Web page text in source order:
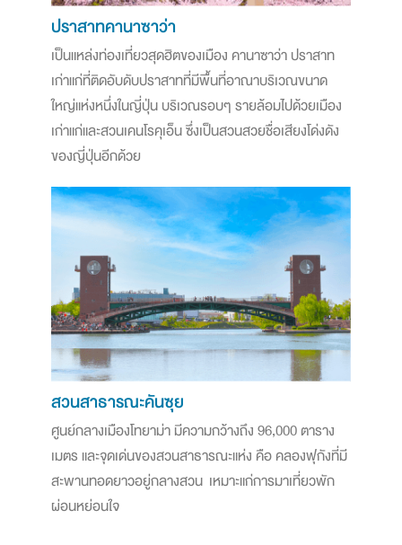
ปราสาทคานาซาว่า
เป็นแหล่งท่องเที่ยวสุดฮิตของเมือง คานาซาว่า ปราสาท
เก่าแก่ที่ติดอับดับปราสาทที่มีพื้นที่อาณาบริเวณขนาด
ใหญ่แห่งหนึ่งในญี่ปุ่น บริเวณรอบๆ รายล้อมไปด้วยเมือง
เก่าแก่และสวนเคนโรคุเอ็น ซึ่งเป็นสวนสวยชื่อเสียงโด่งดัง
ของญี่ปุ่นอีกด้วย
สวนสาธารณะคันซุย
ศูนย์กลางเมืองโทยาม่า มีความกว้างถึง 96,000 ตาราง
เมตร และจุดเด่นของสวนสาธารณะแห่ง คือ คลองฟุกังที่มี
สะพานทอดยาวอยู่กลางสวน เหมาะแก่การมาเที่ยวพัก
ผ่อนหย่อนใจ